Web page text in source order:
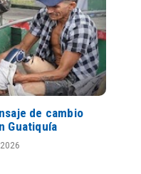
de cambio
Guatiquía